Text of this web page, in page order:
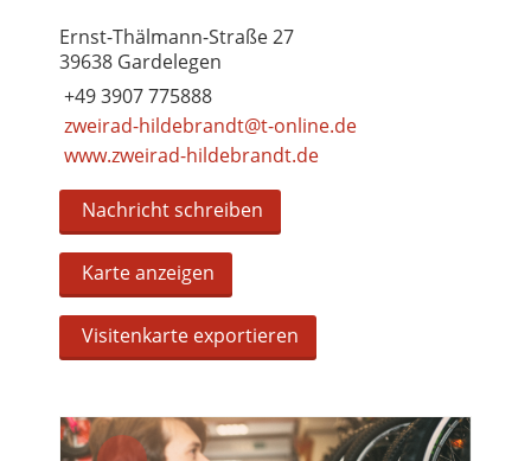
Ernst-Thälmann-Straße 27
39638 Gardelegen
+49 3907 775888
zweirad-hildebrandt@t-online.de
www.zweirad-hildebrandt.de
Nachricht schreiben
Karte anzeigen
Visitenkarte exportieren